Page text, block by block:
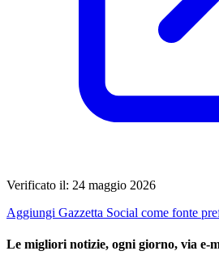
Verificato il: 24 maggio 2026
Aggiungi Gazzetta Social come fonte
Le migliori notizie, ogni giorno, via e-